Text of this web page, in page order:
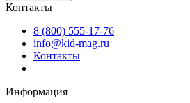
Контакты
8 (800) 555-17-76
info@kid-mag.ru
Контакты
Информация